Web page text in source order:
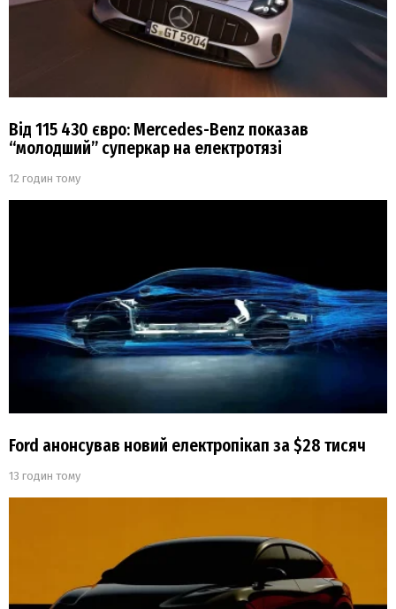
Від 115 430 євро: Mercedes-Benz показав
“молодший” суперкар на електротязі
12 годин тому
Ford анонсував новий електропікап за $28 тисяч
13 годин тому